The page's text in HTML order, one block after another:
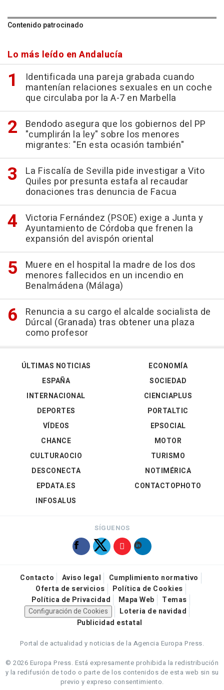
Contenido patrocinado
Lo más leído en Andalucía
Identificada una pareja grabada cuando
mantenían relaciones sexuales en un coche
que circulaba por la A-7 en Marbella
Bendodo asegura que los gobiernos del PP
"cumplirán la ley" sobre los menores
migrantes: "En esta ocasión también"
La Fiscalía de Sevilla pide investigar a Vito
Quiles por presunta estafa al recaudar
donaciones tras denuncia de Facua
Victoria Fernández (PSOE) exige a Junta y
Ayuntamiento de Córdoba que frenen la
expansión del avispón oriental
Muere en el hospital la madre de los dos
menores fallecidos en un incendio en
Benalmádena (Málaga)
Renuncia a su cargo el alcalde socialista de
Dúrcal (Granada) tras obtener una plaza
como profesor
ÚLTIMAS NOTICIAS
ESPAÑA
INTERNACIONAL
DEPORTES
VÍDEOS
ECONOMÍA
SOCIEDAD
CIENCIAPLUS
PORTALTIC
EPSOCIAL
CHANCE
CULTURAOCIO
DESCONECTA
EPDATA.ES
INFOSALUS
MOTOR
TURISMO
NOTIMÉRICA
CONTACTOPHOTO
SÍGUENOS
Contacto Aviso legal
Cumplimiento normativo
Oferta de servicios
Política de Cookies
Política de Privacidad
Mapa Web
Temas
Configuración de Cookies
Loteria de navidad
Publicidad estatal
Portal de actualidad y noticias de la Agencia Europa Press.
© 2026 Europa Press. Está expresamente prohibida la redistribución
y la redifusión de todo o parte de los contenidos de esta web sin su
previo y expreso consentimiento.